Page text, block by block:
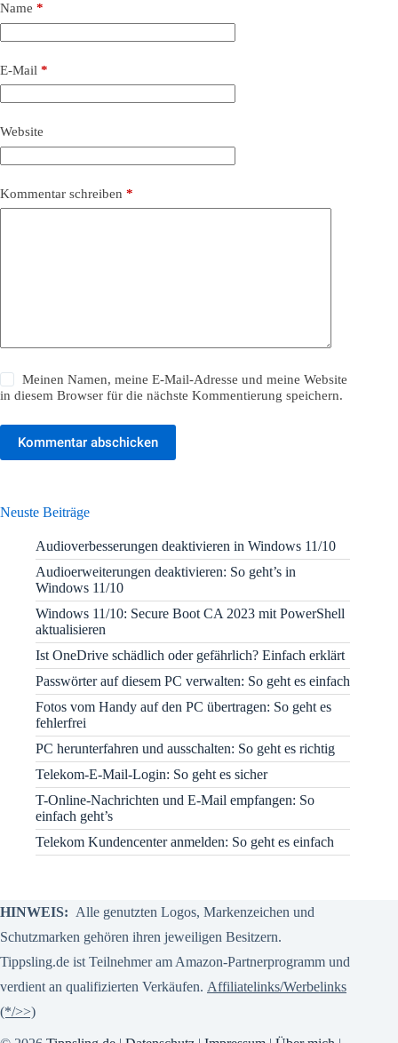
Name *
E-Mail *
Website
Kommentar schreiben *
Meinen Namen, meine E-Mail-Adresse und meine Website
in diesem Browser für die nächste Kommentierung speichern.
Kommentar abschicken
Neuste Beiträge
Audioverbesserungen deaktivieren in Windows 11/10
Audioerweiterungen deaktivieren: So geht’s in
Windows 11/10
Windows 11/10: Secure Boot CA 2023 mit PowerShell
aktualisieren
Ist OneDrive schädlich oder gefährlich? Einfach erklärt
Passwörter auf diesem PC verwalten: So geht es einfach
Fotos vom Handy auf den PC übertragen: So geht es
fehlerfrei
PC herunterfahren und ausschalten: So geht es richtig
Telekom-E-Mail-Login: So geht es sicher
T-Online-Nachrichten und E-Mail empfangen: So
einfach geht’s
Telekom Kundencenter anmelden: So geht es einfach
HINWEIS: Alle genutzten Logos, Markenzeichen und
Schutzmarken gehören ihren jeweiligen Besitzern.
Tippsling.de ist Teilnehmer am Amazon-Partnerprogramm und
verdient an qualifizierten Verkäufen. Affiliatelinks/Werbelinks
(*/>>)